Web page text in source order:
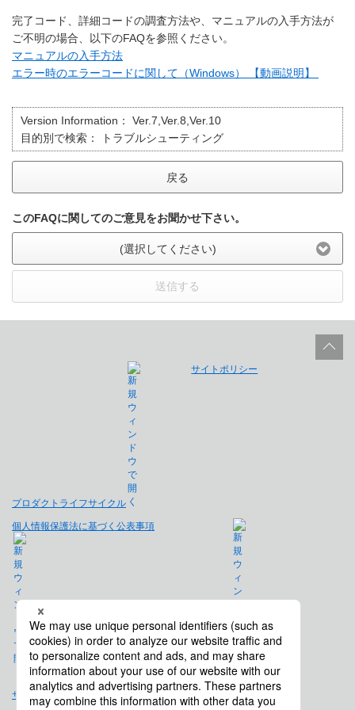
完了コード、詳細コードの調査方法や、マニュアルの入手方法が
ご不明の場合、以下のFAQを参照ください。
マニュアルの入手方法
エラー時のエラーコードに関して（Windows） 【動画説明】
Version Information：
Ver.7,Ver.8,Ver.10
目的別で検索：
トラブルシューティング
戻る
このFAQに関してのご意見をお聞かせ下さい。
(選択してください)
送信する
プロダクトライフサイクル
サイトポリシー
個人情報保護法に基づく公表事項
免責事項
サイトマップ